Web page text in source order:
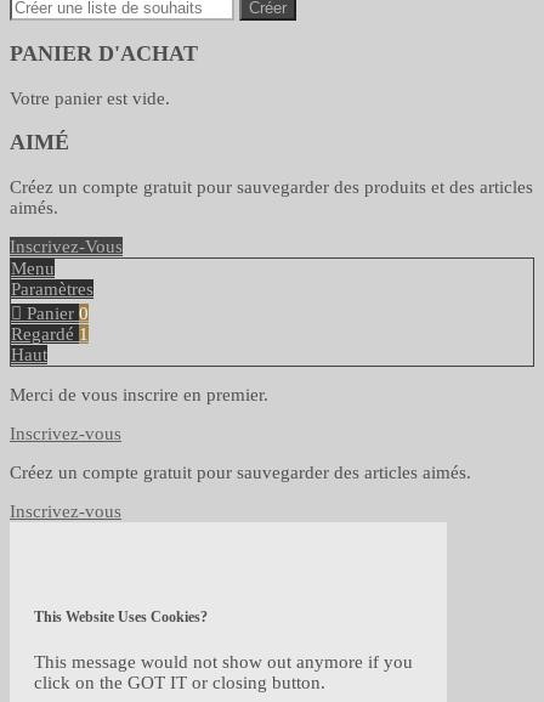
Créer
PANIER D'ACHAT
Votre panier est vide.
AIMÉ
Créez un compte gratuit pour sauvegarder des produits et des articles
aimés.
Inscrivez-Vous
Menu
Paramètres
Panier 0
Regardé 1
Haut
Merci de vous inscrire en premier.
Inscrivez-vous
Créez un compte gratuit pour sauvegarder des articles aimés.
Inscrivez-vous
This Website Uses Cookies?
This message would not show out anymore if you
click on the GOT IT or closing button.